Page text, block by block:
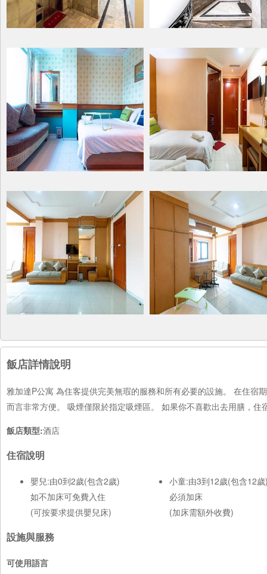
飯店詳情說明
雅加達P公寓 為住客提供完美無瑕的服務和所有必要的設施。 在住宿
而言非常方便。 吸煙僅限於指定吸煙區。 如果你不喜歡出去用膳，住
飯店類型:酒店
住宿說明
嬰兒:由0到2歲(包含2歲)
如不加床可免費入住
(可按要求提供嬰兒床)
小童:由3到12歲(包含12
必須加床
(加床需額外收費)
設施與服務
可使用語言